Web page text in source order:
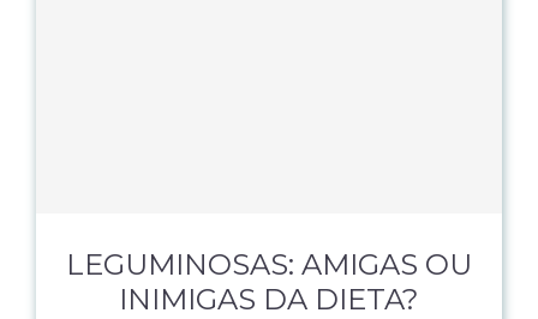
LEGUMINOSAS: AMIGAS OU
INIMIGAS DA DIETA?